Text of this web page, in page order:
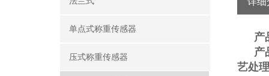
单点式称重传感器
压式称重传感器
产
产
艺处